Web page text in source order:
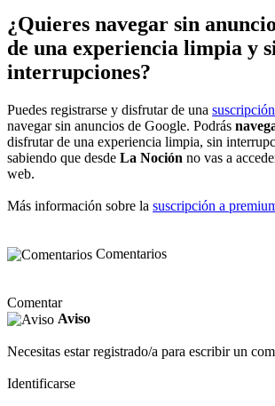
¿Quieres navegar sin
de una experiencia limpia y
interrupciones?
Puedes registrarse y disfrutar de una
navegar sin anuncios de Google. Podrás
disfrutar de una experiencia limpia, sin
sabiendo que desde La Noción no vas a
web.
Más información sobre la suscripción a
Comentarios
Comentar
Aviso
Necesitas estar registrado/a para escribir un
Identificarse